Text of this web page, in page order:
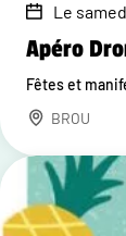
Le
Apéro
Fêtes et
BROU